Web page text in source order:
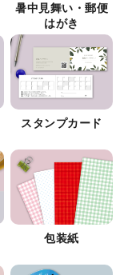
暑中見舞い・郵便
はがき
スタンプカード
包装紙